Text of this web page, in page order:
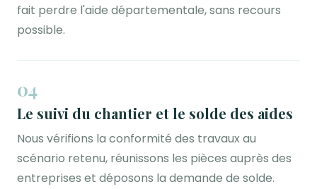
fait perdre l'aide départementale, sans recours
possible.
04
Le suivi du chantier et le solde des aides
Nous vérifions la conformité des travaux au
scénario retenu, réunissons les pièces auprès des
entreprises et déposons la demande de solde.